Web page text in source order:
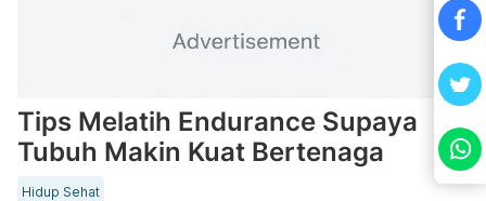
Tips Melatih Endurance Supaya
Tubuh Makin Kuat Bertenaga
Hidup Sehat